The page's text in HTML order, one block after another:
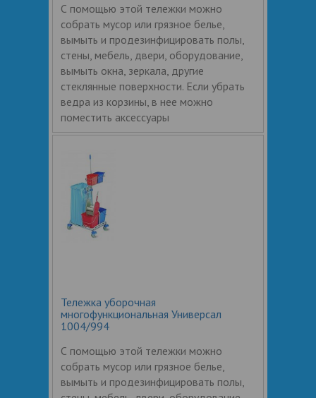
С помощью этой тележки можно
собрать мусор или грязное белье,
вымыть и продезинфицировать полы,
стены, мебель, двери, оборудование,
вымыть окна, зеркала, другие
стеклянные поверхности. Если убрать
ведра из корзины, в нее можно
поместить аксессуары
Тележка уборочная
многофункциональная Универсал
1004/994
С помощью этой тележки можно
собрать мусор или грязное белье,
вымыть и продезинфицировать полы,